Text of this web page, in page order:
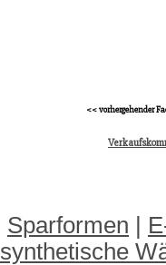
<< vorhergehender
Sparformen
synthetische